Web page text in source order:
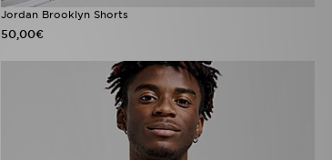
Jordan Brooklyn Shorts
50,00€